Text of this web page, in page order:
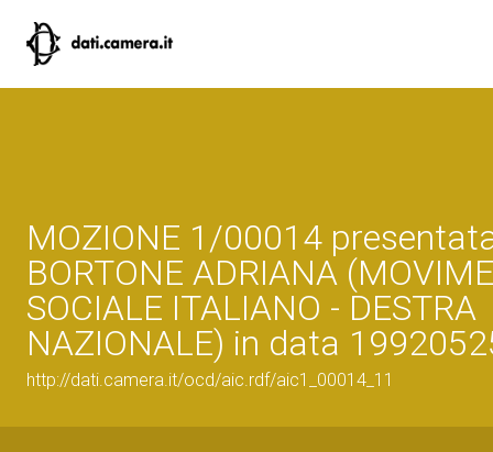
MOZIONE 1/00014
BORTONE ADRIANA
SOCIALE ITALIANO - DESTRA
NAZIONALE) in data
http://dati.camera.it/ocd/aic.rdf/aic1_00014_11